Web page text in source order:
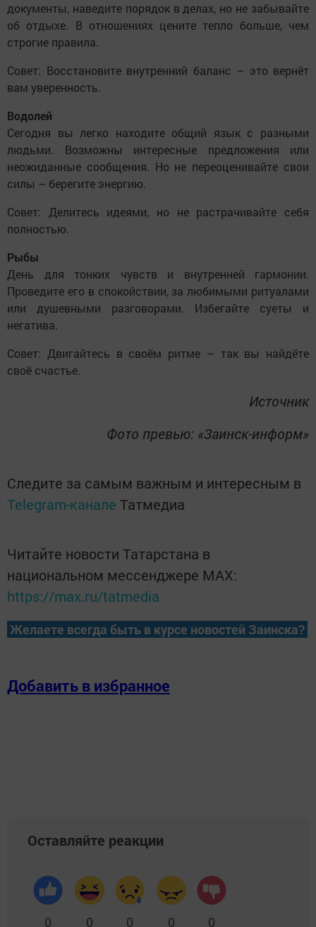
документы, наведите порядок в делах, но не забывайте
об отдыхе. В отношениях цените тепло больше, чем
строгие правила.
Совет: Восстановите внутренний баланс – это вернёт
вам уверенность.
Водолей
Сегодня вы легко находите общий язык с разными
людьми. Возможны интересные предложения или
неожиданные сообщения. Но не переоценивайте свои
силы – берегите энергию.
Совет: Делитесь идеями, но не растрачивайте себя
полностью.
Рыбы
День для тонких чувств и внутренней гармонии.
Проведите его в спокойствии, за любимыми ритуалами
или душевными разговорами. Избегайте суеты и
негатива.
Совет: Двигайтесь в своём ритме – так вы найдёте
своё счастье.
Источник
Фото превью: «Заинск-информ»
Следите за самым важным и интересным в
Telegram-канале Татмедиа
Читайте новости Татарстана в
национальном мессенджере MАХ:
https://max.ru/tatmedia
Желаете всегда быть в курсе новостей Заинска?
Добавить в избранное
Оставляйте реакции
0 0 0 0 0